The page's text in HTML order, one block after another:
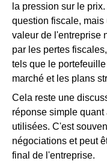
la pression sur le
question fiscale,
valeur de l'entreprise
par les pertes
tels que le
marché et les plans
Cela reste une
réponse simple
utilisées. C'est
négociations et peut
final de l'entreprise.